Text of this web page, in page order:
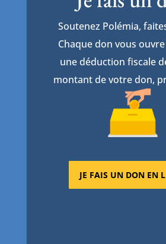
Soutenez Polémia,
Chaque don vous
une déduction fiscale
montant de votre don,
JE FAIS UN DON EN